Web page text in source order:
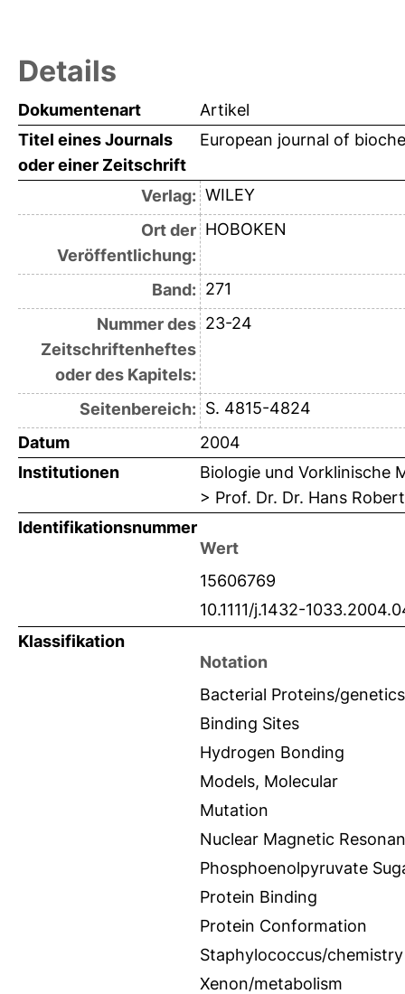
Details
Dokumentenart
Artikel
Titel eines Journals
oder einer Zeitschrift
European journal of
Verlag: WILEY
Ort der
Veröffentlichung:
HOBOKEN
Band: 271
Nummer des
Zeitschriftenheftes
oder des Kapitels:
23-24
Seitenbereich: S. 4815-4824
Datum
2004
Institutionen
Biologie und Vorklinische
> Prof. Dr. Dr. Hans
Identifikationsnummer
Wert
15606769
10.1111/j.1432-
Klassifikation
Notation
Bacterial Proteins/genetics
Binding Sites
Hydrogen Bonding
Models, Molecular
Mutation
Nuclear Magnetic
Phosphoenolpyruvate
Protein Binding
Protein Conformation
Staphylococcus/chemistry
Xenon/metabolism